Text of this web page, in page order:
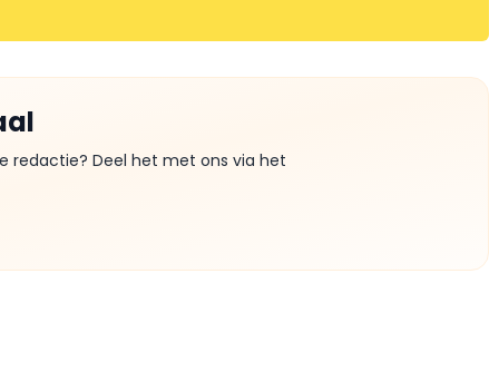
redactie? Deel het met ons via het